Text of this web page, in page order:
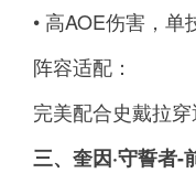
• 高AOE伤害，单
阵容适配：
完美配合史戴拉
三、奎因·守誓者-